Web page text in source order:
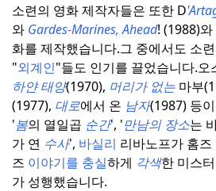
소련의 영화 제작자들은 또한 D
와 Gardes-Marines, Ahead! (1988)
화를 제작했습니다.그 중에서도 소
"외계인"들도 인기를 끌었습니다.오
하얀 태양(1970), 머리가 없는 마부
(1977), 대로에서 온 남자(1987) 등이
'봄의 열일곱 순간', '만남의 장소는
가 연 수사', 바실리 리바노프가 홈즈
즈 이야기를 충실하게 각색한 미스
가 성행했습니다.